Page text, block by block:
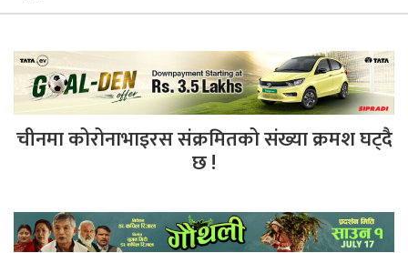
चीनमा कोरोनाभाइरस संक्रमितको संख्या क्रमश घट्दै
छ !